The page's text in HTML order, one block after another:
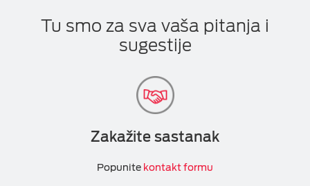
Tu smo za sva vaša pitanja i
sugestije
Zakažite sastanak
Popunite kontakt formu